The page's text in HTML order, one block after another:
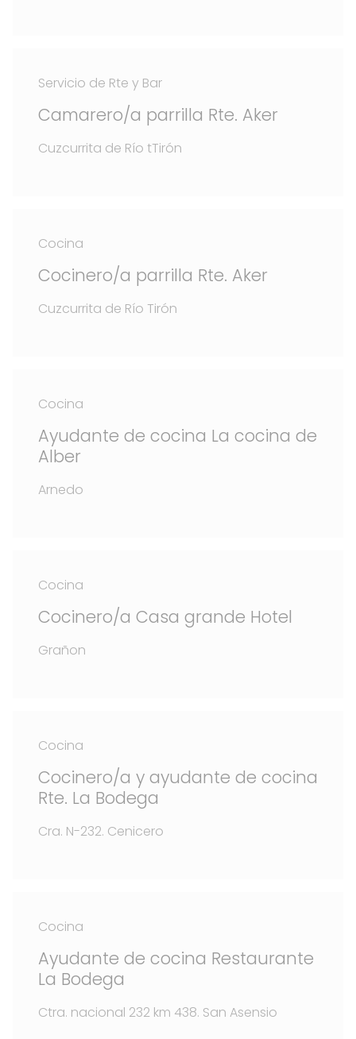
Servicio de Rte y Bar
Camarero/a parrilla Rte. Aker
Cuzcurrita de Río tTirón
Cocina
Cocinero/a parrilla Rte. Aker
Cuzcurrita de Río Tirón
Cocina
Ayudante de cocina La cocina de
Alber
Arnedo
Cocina
Cocinero/a Casa grande Hotel
Grañon
Cocina
Cocinero/a y ayudante de cocina
Rte. La Bodega
Cra. N-232. Cenicero
Cocina
Ayudante de cocina Restaurante
La Bodega
Ctra. nacional 232 km 438. San Asensio